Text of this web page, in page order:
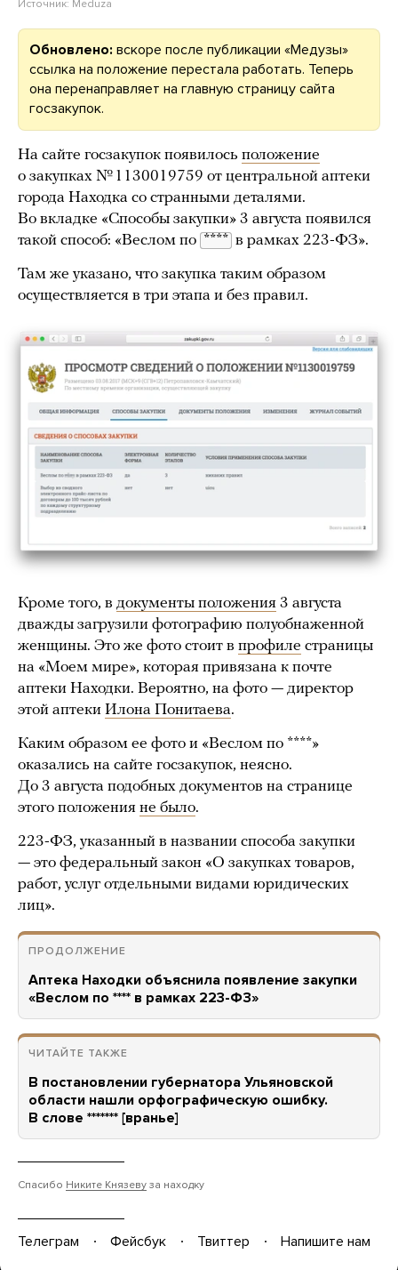
Источник: Meduza
Обновлено: вскоре после публикации «Медузы»
ссылка на положение перестала работать. Теперь
она перенаправляет на главную страницу сайта
госзакупок.
На сайте госзакупок появилось положение
о закупках № 1130019759 от центральной аптеки
города Находка со странными деталями.
Во вкладке «Способы закупки» 3 августа появился
такой способ: «Веслом по **** в рамках 223-ФЗ».
Там же указано, что закупка таким образом
осуществляется в три этапа и без правил.
Кроме того, в документы положения 3 августа
дважды загрузили фотографию полуобнаженной
женщины. Это же фото стоит в профиле страницы
на «Моем мире», которая привязана к почте
аптеки Находки. Вероятно, на фото — директор
этой аптеки Илона Понитаева.
Каким образом ее фото и «Веслом по ****»
оказались на сайте госзакупок, неясно.
До 3 августа подобных документов на странице
этого положения не было.
223-ФЗ, указанный в названии способа закупки
— это федеральный закон «О закупках товаров,
работ, услуг отдельными видами юридических
лиц».
ПРОДОЛЖЕНИЕ
Аптека Находки объяснила появление закупки
«Веслом по **** в рамках 223-ФЗ»
ЧИТАЙТЕ ТАКЖЕ
В постановлении губернатора Ульяновской
области нашли орфографическую ошибку.
В слове ******* [вранье]
Спасибо Никите Князеву за находку
Телеграм Фейсбук Твиттер Напишите нам